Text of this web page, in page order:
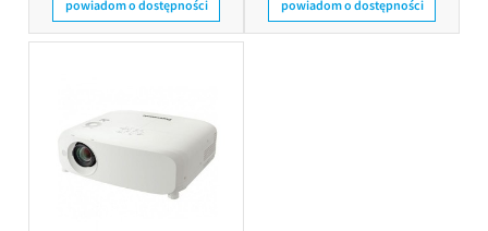
powiadom o dostępności powiadom o dostępności